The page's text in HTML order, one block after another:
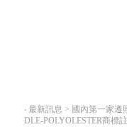
‧最新訊息 > 國內第一家
DLE-POLYOLESTER商標